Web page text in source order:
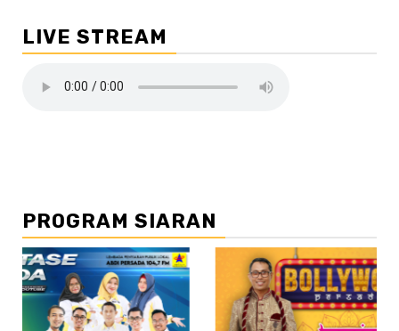
LIVE STREAM
PROGRAM SIARAN
//2 //3